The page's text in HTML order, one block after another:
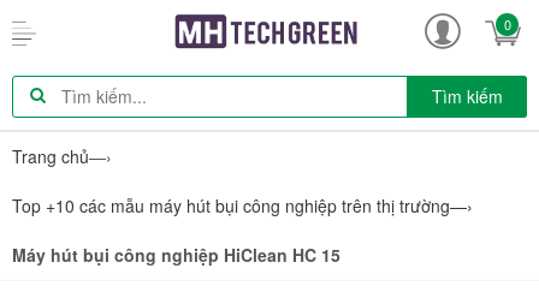
0
Tìm kiếm
Trang chủ—›
Top +10 các mẫu máy hút bụi công nghiệp trên thị trường—›
Máy hút bụi công nghiệp HiClean HC 15